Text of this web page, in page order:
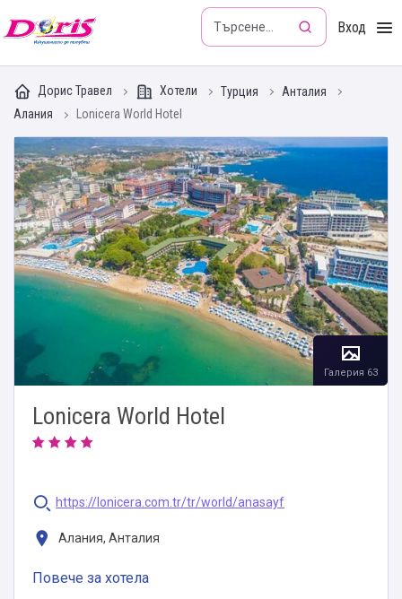
Doris - Изкушението да пътуваш Вход
Дорис Травел Хотели Турция
Анталия
Алания
Lonicera World Hotel
Lonicera World Hotel
https://lonicera.com.tr/tr/world/anasayf
Алания, Анталия
Повече за хотела
Галерия 63